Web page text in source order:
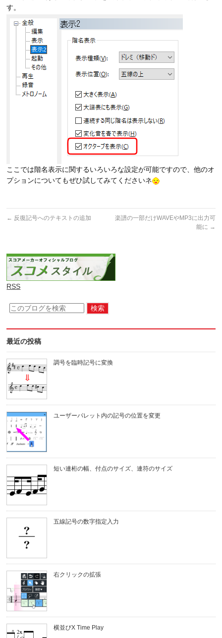
す。
ここでは階名表示に関するいろいろな設定が可能ですので、他のオ
プションについてもぜひ試してみてくださいネ
← 反復記号へのテキストの追加
楽譜の一部だけWAVEやMP3に出力可
能に →
RSS
最近の投稿
調号を臨時記号に変換
ユーザーパレット内の記号の位置を変更
短い連桁の幅、付点のサイズ、連符のサイズ
五線記号の数字指定入力
右クリックの拡張
横並びX Time Play